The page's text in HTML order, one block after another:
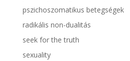
pszichoszomatikus betegségek
radikális non-dualitás
seek for the truth
sexuality